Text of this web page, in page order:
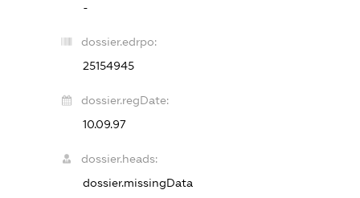
-
dossier.edrpo:
25154945
dossier.regDate:
10.09.97
dossier.heads:
dossier.missingData